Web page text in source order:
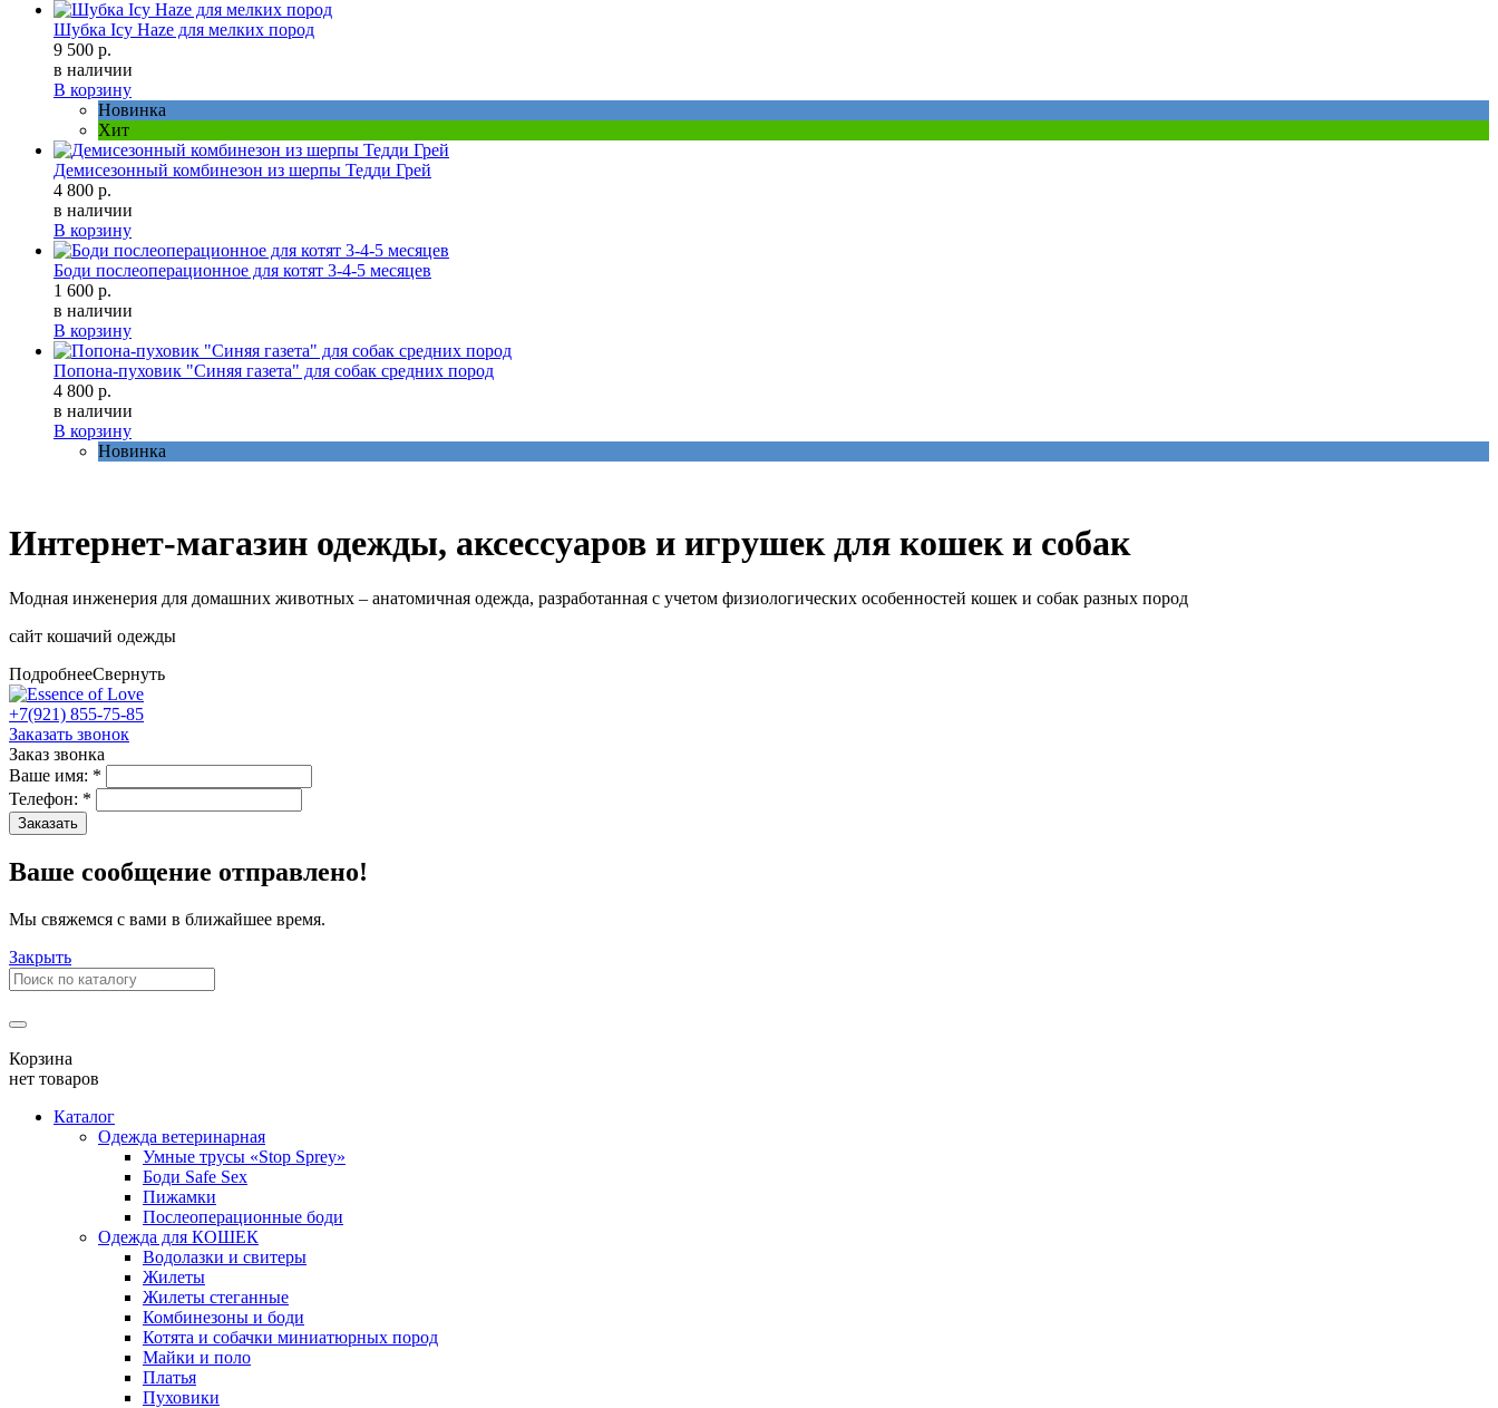
Шубка Icy Haze для мелких пород
9 500 р.
в наличии
В корзину
Новинка
Хит
Демисезонный комбинезон из шерпы Тедди Грей
4 800 р.
в наличии
В корзину
Боди послеоперационное для котят 3-4-5 месяцев
1 600 р.
в наличии
В корзину
Попона-пуховик "Синяя газета" для собак средних пород
4 800 р.
в наличии
В корзину
Новинка
Интернет-магазин одежды, аксессуаров и игрушек для кошек и собак
Модная инженерия для домашних животных – анатомичная одежда, разработанная с учетом физиологических особенностей кошек и собак разных пород
сайт кошачий одежды
ПодробнееСвернуть
+7(921) 855-75-85
Заказать звонок
Заказ звонка
Ваше имя: *
Телефон: *
Заказать
Ваше сообщение отправлено!
Мы свяжемся с вами в ближайшее время.
Закрыть
Корзина
нет товаров
Каталог
Одежда ветеринарная
Умные трусы «Stop Sprey»
Боди Safe Sex
Пижамки
Послеоперационные боди
Одежда для КОШЕК
Водолазки и свитеры
Жилеты
Жилеты стеганные
Комбинезоны и боди
Котята и собачки миниатюрных пород
Майки и поло
Платья
Пуховики